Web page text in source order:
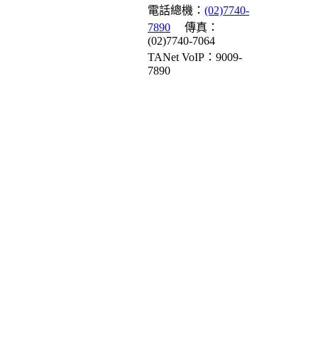
電話總機： (02)7740-
7890
傳真：
(02)7740-7064
TANet VoIP：9009-
7890